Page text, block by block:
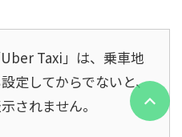
Taxi」は、乗車地
定してからでないと、
されません。